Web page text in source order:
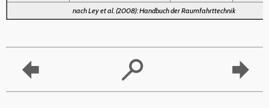
nach Ley et al. (2008): Handbuch der Raumfahrttechnik